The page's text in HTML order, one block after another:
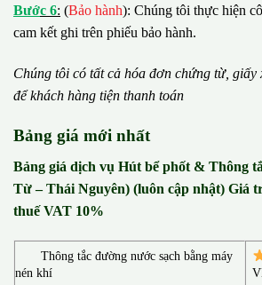
Bước 6: (Bảo hành): Chúng tôi thực hiện
cam kết ghi trên phiếu bảo hành.
Chúng tôi có tất cả hóa đơn chứng từ, giấy
đểkhách hàng tiện thanh toán
Bảng giá mới nhất
Bảng giá dịch vụ Hút bể phốt & Thông
Từ – Thái Nguyên) (luôn cập nhật) Giá
thuế VAT 10%
Thông tắc đường nước sạch bằng máy
nén khí